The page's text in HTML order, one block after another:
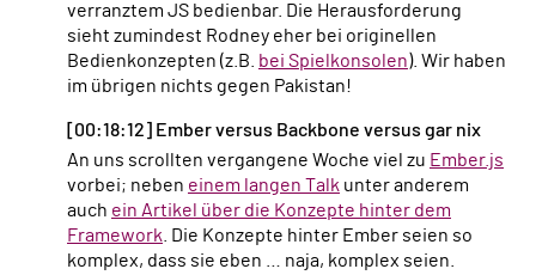
verranztem JS bedienbar. Die Herausforderung
sieht zumindest Rodney eher bei originellen
Bedienkonzepten (z.B. bei Spielkonsolen). Wir haben
im übrigen nichts gegen Pakistan!
[00:18:12] Ember versus Backbone versus gar nix
An uns scrollten vergangene Woche viel zu Ember.js
vorbei; neben einem langen Talk unter anderem
auch ein Artikel über die Konzepte hinter dem
Framework. Die Konzepte hinter Ember seien so
komplex, dass sie eben … naja, komplex seien.